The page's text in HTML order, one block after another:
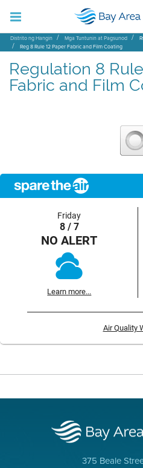
Distrito ng Hangin Mga Tuntunin at Pagsunod
Reg 8 Rule 12 Paper Fabric and Film Coating
Regulation 8
Fabric and Film
Friday
8 / 7
NO ALERT
Learn more...
Air Quality
375 Beale